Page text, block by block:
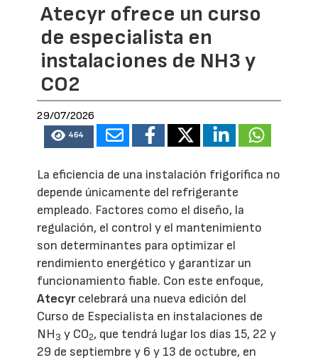
Atecyr ofrece un curso
de especialista en
instalaciones de NH3 y
CO2
29/07/2026
464
La eficiencia de una instalación frigorífica no
depende únicamente del refrigerante
empleado. Factores como el diseño, la
regulación, el control y el mantenimiento
son determinantes para optimizar el
rendimiento energético y garantizar un
funcionamiento fiable. Con este enfoque,
Atecyrcelebrará una nueva edición del
Curso de Especialista en instalaciones de
NH3 y CO2, que tendrá lugar los días 15, 22 y
29 de septiembre y 6 y 13 de octubre, en